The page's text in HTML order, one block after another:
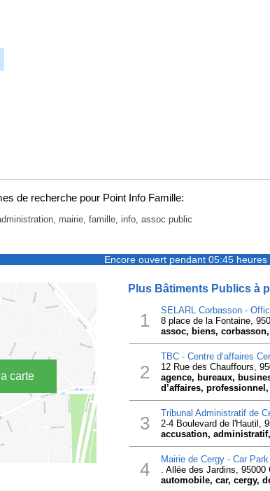
de recherche pour Point Info Famille:
mairie, famille, info, assoc public
Encore ouvert pendant 05:45 heures
carte
Plus Bâtiments Publics à
1 SELARL Corbasson -
8 place de la Fontaine,
assoc, biens,
2
TBC - Centre d’affaires
12 Rue des Chauffours,
agence, bureaux,
d’affaires,
3 Tribunal Administratif de
2-4 Boulevard de l'Hautil,
accusation,
4 Mairie de Cergy - Car Park
. Allée des Jardins, 95000
automobile, car, cergy,